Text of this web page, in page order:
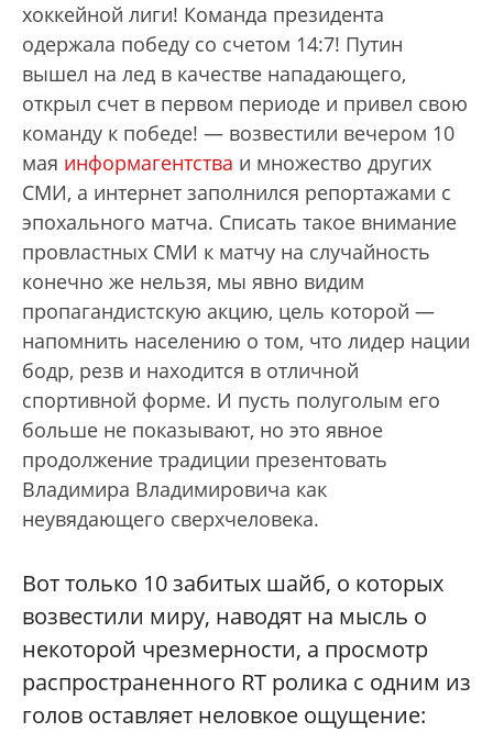
хоккейной лиги! Команда президента
одержала победу со счетом 14:7! Путин
вышел на лед в качестве нападающего,
открыл счет в первом периоде и привел свою
команду к победе! — возвестили вечером 10
мая информагентства и множество других
СМИ, а интернет заполнился репортажами с
эпохального матча. Списать такое внимание
провластных СМИ к матчу на случайность
конечно же нельзя, мы явно видим
пропагандистскую акцию, цель которой —
напомнить населению о том, что лидер нации
бодр, резв и находится в отличной
спортивной форме. И пусть полуголым его
больше не показывают, но это явное
продолжение традиции презентовать
Владимира Владимировича как
неувядающего сверхчеловека.
Вот только 10 забитых шайб, о которых
возвестили миру, наводят на мысль о
некоторой чрезмерности, а просмотр
распространенного RT ролика с одним из
голов оставляет неловкое ощущение: